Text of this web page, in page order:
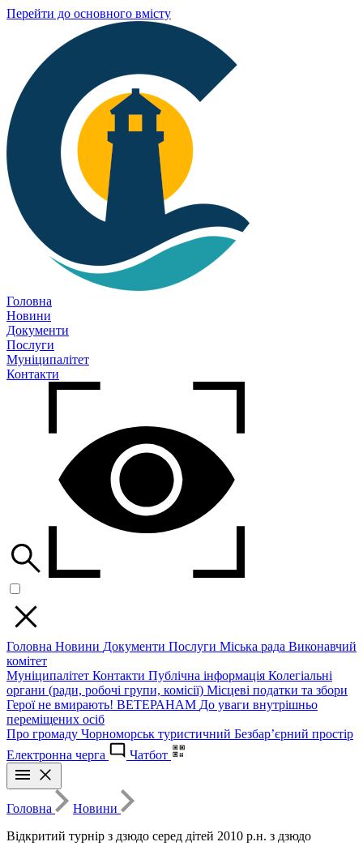
Перейти до основного вмісту
Головна
Новини
Документи
Послуги
Муніципалітет
Контакти
Головна Новини Документи Послуги Міська рада Виконавчий
комітет
Муніципалітет Контакти Публічна інформація Колегіальні
органи (ради, робочі групи, комісії) Місцеві податки та збори
Герої не вмирають! ВЕТЕРАНАМ До уваги внутрішньо
переміщених осіб
Про громаду Чорноморськ туристичний Безбар’єрний простір
Електронна черга
Чатбот
Головна
Новини
Відкритий турнір з дзюдо серед дітей 2010 р.н. з дзюдо